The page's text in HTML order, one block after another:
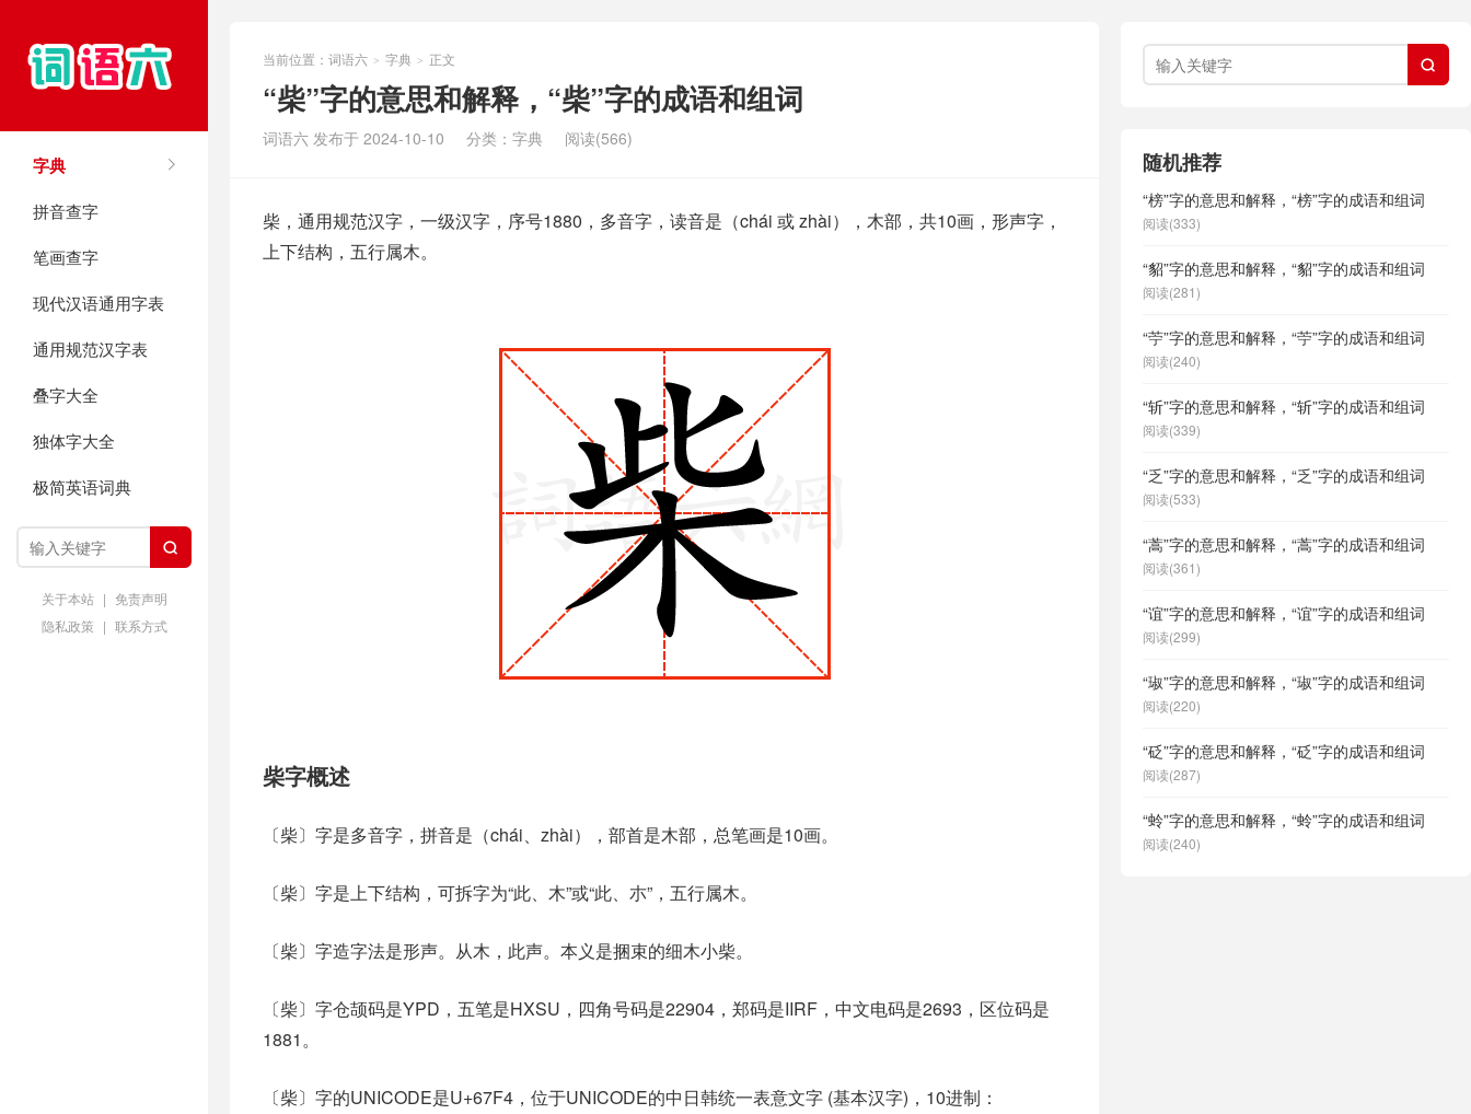
字典
拼音查字
笔画查字
现代汉语通用字表
通用规范汉字表
叠字大全
独体字大全
极简英语词典

关于本站 | 免责声明
隐私政策 | 联系方式
当前位置： 词语六 > 字典 > 正文
“柴”字的意思和解释，“柴”字的成语和组词
词语六 发布于 2024-10-10 分类： 字典 阅读(566)
柴，通用规范汉字，一级汉字，序号1880，多音字，读音是（chái 或 zhài），木部，共10画，形声字，
上下结构，五行属木。
柴字概述
〔柴〕字是多音字，拼音是（chái、zhài），部首是木部，总笔画是10画。
〔柴〕字是上下结构，可拆字为“此、木”或“此、朩”，五行属木。
〔柴〕字造字法是形声。从木，此声。本义是捆束的细木小柴。
〔柴〕字仓颉码是YPD，五笔是HXSU，四角号码是22904，郑码是IIRF，中文电码是2693，区位码是
1881。
〔柴〕字的UNICODE是U+67F4，位于UNICODE的中日韩统一表意文字 (基本汉字)，10进制：

随机推荐
“榜”字的意思和解释，“榜”字的成语和组词
阅读(333)
“貂”字的意思和解释，“貂”字的成语和组词
阅读(281)
“苧”字的意思和解释，“苧”字的成语和组词
阅读(240)
“斩”字的意思和解释，“斩”字的成语和组词
阅读(339)
“乏”字的意思和解释，“乏”字的成语和组词
阅读(533)
“蒿”字的意思和解释，“蒿”字的成语和组词
阅读(361)
“谊”字的意思和解释，“谊”字的成语和组词
阅读(299)
“琡”字的意思和解释，“琡”字的成语和组词
阅读(220)
“砭”字的意思和解释，“砭”字的成语和组词
阅读(287)
“蛉”字的意思和解释，“蛉”字的成语和组词
阅读(240)